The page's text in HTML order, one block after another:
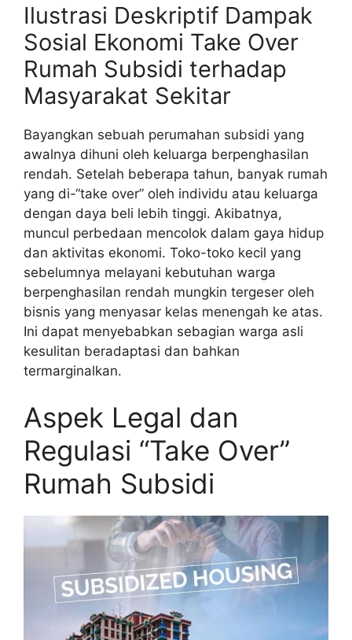
Ilustrasi Deskriptif Dampak
Sosial Ekonomi Take Over
Rumah Subsidi terhadap
Masyarakat Sekitar
Bayangkan sebuah perumahan subsidi yang
awalnya dihuni oleh keluarga berpenghasilan
rendah. Setelah beberapa tahun, banyak rumah
yang di-“take over” oleh individu atau keluarga
dengan daya beli lebih tinggi. Akibatnya,
muncul perbedaan mencolok dalam gaya hidup
dan aktivitas ekonomi. Toko-toko kecil yang
sebelumnya melayani kebutuhan warga
berpenghasilan rendah mungkin tergeser oleh
bisnis yang menyasar kelas menengah ke atas.
Ini dapat menyebabkan sebagian warga asli
kesulitan beradaptasi dan bahkan
termarginalkan.
Aspek Legal dan
Regulasi “Take Over”
Rumah Subsidi